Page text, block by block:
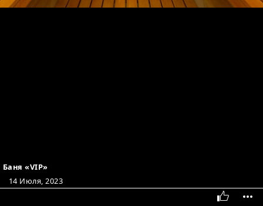
Баня «VIP»
14 Июля, 2023